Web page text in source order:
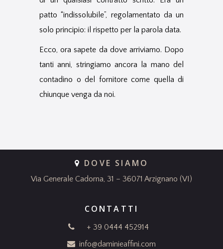
patto “indissolubile”, regolamentato da un
solo principio: il rispetto per la parola data.
Ecco, ora sapete da dove arriviamo. Dopo
tanti anni, stringiamo ancora la mano del
contadino o del fornitore come quella di
chiunque venga da noi.
DOVE SIAMO
Via Generale Cadorna, 31 – 36071 Arzignano (VI)
CONTATTI
+ 39 0444 452914
info@daminieaffini.com